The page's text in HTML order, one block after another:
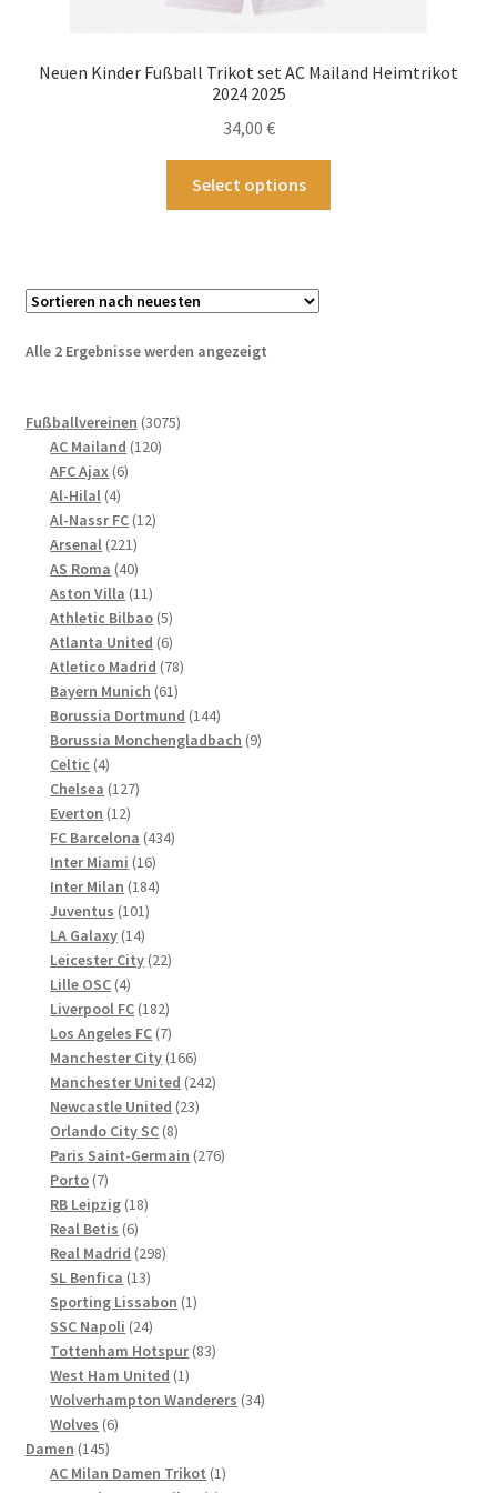
Neuen Kinder Fußball Trikot set AC Mailand Heimtrikot
2024 2025
34,00 €
Select options
Alle 2 Ergebnisse werden angezeigtNach
Fußballvereinen 30753075
AC Mailand 120120
AFC Ajax 66
Al-Hilal 44
Produkte
Al-Nassr FC 1212
Arsenal 221221
Produkte
AS Roma 4040
Produkte
Aston Villa 1111
Produkte
Athletic Bilbao 55
Produkte
Atlanta United 66
Produkte
Atletico Madrid 7878
Bayern Munich 6161
Produkte
Borussia Dortmund 144144
Produkte
Borussia Monchengladbach 99
Celtic 44
Produkte
Chelsea 127127
Everton 1212
Produkte
FC Barcelona 434434
Inter Miami 1616
Produkte
Inter Milan 184184
Juventus 101101
LA Galaxy 1414
Produkte
Leicester City 2222
Lille OSC 44
Produkte
Liverpool FC 182182
Produkte
Los Angeles FC 77
Produkte
Manchester City 166166
Produkte
Manchester United 242242
Newcastle United 2323
Orlando City SC 88
Produkte
Paris Saint-Germain 276276
Porto 77
Produkte
RB Leipzig 1818
Real Betis 66
Produkte
Real Madrid 298298
SL Benfica 1313
Produkte
Sporting Lissabon 11
SSC Napoli 2424
Produkte
Tottenham Hotspur 8383
West Ham United 11
Produkt
Wolverhampton Wanderers 3434
Wolves 66
Damen 145145
Produkte
AC Milan Damen Trikot 11